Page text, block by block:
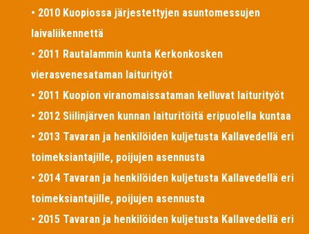
• 2010 Kuopiossa järjestettyjen asuntomessujen
laivaliikennettä
• 2011 Rautalammin kunta Kerkonkosken
vierasvenesataman laiturityöt
• 2011 Kuopion viranomaissataman kelluvat laiturityöt
• 2012 Siilinjärven kunnan laituritöitä eripuolella kuntaa
• 2013 Tavaran ja henkilöiden kuljetusta Kallavedellä eri
toimeksiantajille, poijujen asennusta
• 2014 Tavaran ja henkilöiden kuljetusta Kallavedellä eri
toimeksiantajille, poijujen asennusta
• 2015 Tavaran ja henkilöiden kuljetusta Kallavedellä eri